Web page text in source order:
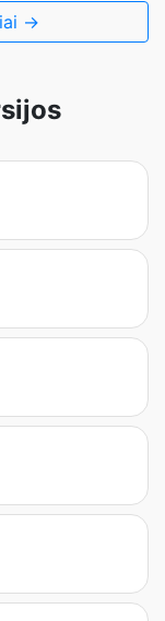
→